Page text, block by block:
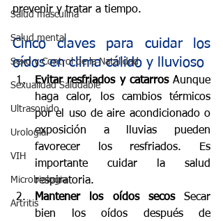
Salud masculina
Salud mental
Sexo y Control de la Natalidad
Sexualidad Saludable
Ultrasonido
Urología
VIH
Microbiologia
Artritis
prevenir y tratar a tiempo.
Cinco claves para cuidar los
oídos en clima cálido y lluvioso
Evitar resfriados y catarros Aunque
haga calor, los cambios térmicos
por el uso de aire acondicionado o
exposición a lluvias pueden
favorecer los resfriados. Es
importante cuidar la salud
respiratoria.
Mantener los oídos secos Secar
bien los oídos después de